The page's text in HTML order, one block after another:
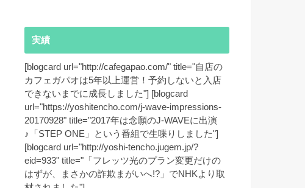
実績
[blogcard url="http://cafegapao.com/" title="自店の
カフェガパオは5年以上運営！予約しないと入店
できないまでに成長しました"] [blogcard
url="https://yoshitencho.com/j-wave-impressions-
20170928" title="2017年は念願のJ-WAVEに出演
♪「STEP ONE」という番組で生喋りしました"]
[blogcard url="http://yoshi-tencho.jugem.jp/?
eid=933" title="「フレッツ光のプラン変更だけの
はずが、まさかの詐欺まがいへ!?」でNHKより取